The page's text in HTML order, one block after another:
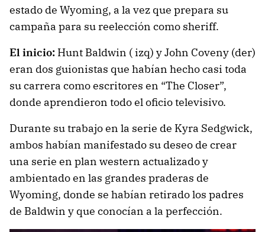
estado de Wyoming, a la vez que prepara su
campaña para su reelección como sheriff.
El inicio: Hunt Baldwin ( izq) y John Coveny (der)
eran dos guionistas que habían hecho casi toda
su carrera como escritores en “The Closer”,
donde aprendieron todo el oficio televisivo.
Durante su trabajo en la serie de Kyra Sedgwick,
ambos habían manifestado su deseo de crear
una serie en plan western actualizado y
ambientado en las grandes praderas de
Wyoming, donde se habían retirado los padres
de Baldwin y que conocían a la perfección.